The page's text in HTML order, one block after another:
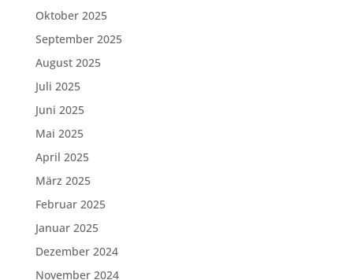
Oktober 2025
September 2025
August 2025
Juli 2025
Juni 2025
Mai 2025
April 2025
März 2025
Februar 2025
Januar 2025
Dezember 2024
November 2024